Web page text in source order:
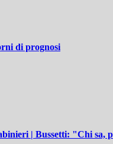
di prognosi
| Bussetti: "Chi sa,